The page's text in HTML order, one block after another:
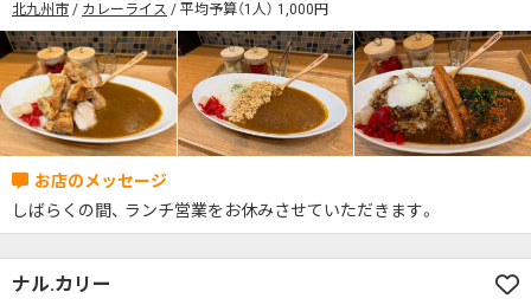
無料駐車場あり 1人でも入りやすいお店
モーニングあり ランチあり 夜10時以降も営業
年中無休 5名以上の団体歓迎 テイクアウトOK
カウンター席あり テーブル席あり テラス席あり
カレー専門店
カレーのジャンルを絞り込む
席の予約可 駅から徒歩5分以内
無料駐車場あり 1人でも入りやすいお店
モーニングあり ランチあり 夜10時以降も営業
年中無休
デリバリー対応 禁煙席のみ 喫煙席あり
カウンター席あり
北九州市 カレーライス 平均予算（1人） 1,000円
しばらくの間、 ランチ営業をお休みさせていただきます。
ナル.カリー